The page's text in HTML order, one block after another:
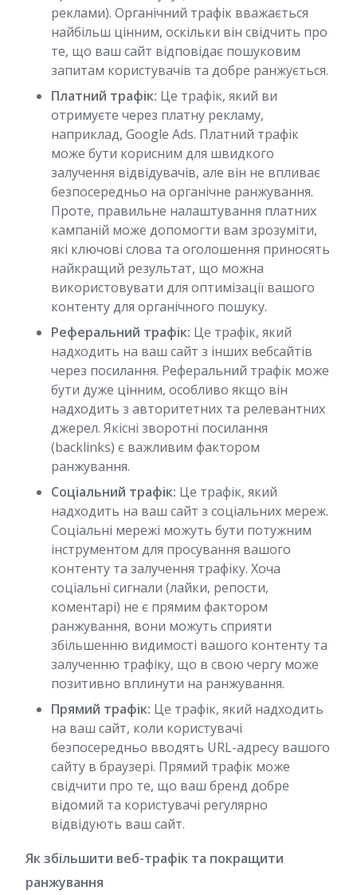
реклами). Органічний трафік вважається
найбільш цінним, оскільки він свідчить про
те, що ваш сайт відповідає пошуковим
запитам користувачів та добре ранжується.
Платний трафік: Це трафік, який ви
отримуєте через платну рекламу,
наприклад, Google Ads. Платний трафік
може бути корисним для швидкого
залучення відвідувачів, але він не впливає
безпосередньо на органічне ранжування.
Проте, правильне налаштування платних
кампаній може допомогти вам зрозуміти,
які ключові слова та оголошення приносять
найкращий результат, що можна
використовувати для оптимізації вашого
контенту для органічного пошуку.
Реферальний трафік: Це трафік, який
надходить на ваш сайт з інших вебсайтів
через посилання. Реферальний трафік може
бути дуже цінним, особливо якщо він
надходить з авторитетних та релевантних
джерел. Якісні зворотні посилання
(backlinks) є важливим фактором
ранжування.
Соціальний трафік: Це трафік, який
надходить на ваш сайт з соціальних мереж.
Соціальні мережі можуть бути потужним
інструментом для просування вашого
контенту та залучення трафіку. Хоча
соціальні сигнали (лайки, репости,
коментарі) не є прямим фактором
ранжування, вони можуть сприяти
збільшенню видимості вашого контенту та
залученню трафіку, що в свою чергу може
позитивно вплинути на ранжування.
Прямий трафік: Це трафік, який надходить
на ваш сайт, коли користувачі
безпосередньо вводять URL-адресу вашого
сайту в браузері. Прямий трафік може
свідчити про те, що ваш бренд добре
відомий та користувачі регулярно
відвідують ваш сайт.
Як збільшити веб-трафік та покращити
ранжування